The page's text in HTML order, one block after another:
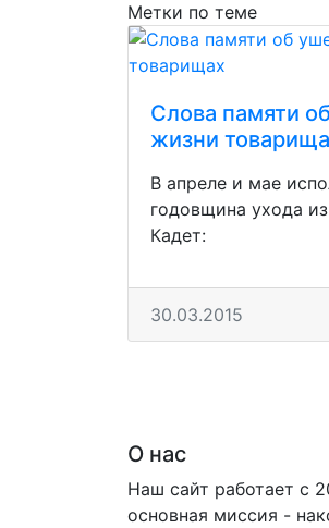
Метки по теме
Слова памяти
жизни
В апреле и мае
годовщина ухода
Кадет:
30.03.2015
О нас
Наш сайт работает с
основная миссия -